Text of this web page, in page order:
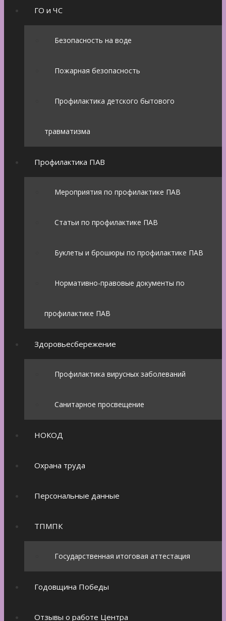
ГО и ЧС
Безопасность на воде
Пожарная безопасность
Профилактика детского бытового
травматизма
Профилактика ПАВ
Мероприятия по профилактике ПАВ
Статьи по профилактике ПАВ
Буклеты и брошюры по профилактике ПАВ
Нормативно-правовые документы по
профилактике ПАВ
Здоровьесбережение
Профилактика вирусных заболеваний
Санитарное просвещение
НОКОД
Охрана труда
Персональные данные
ТПМПК
Государственная итоговая аттестация
Годовщина Победы
Отзывы о работе Центра